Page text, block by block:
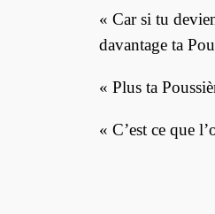
« Car si tu
davantage ta
« Plus ta
« C’est ce que